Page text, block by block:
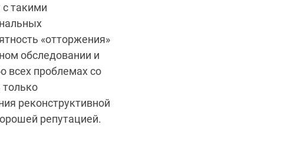
такими
«отторжения»
обследовании и
всех проблемах со
реконструктивной
репутацией.